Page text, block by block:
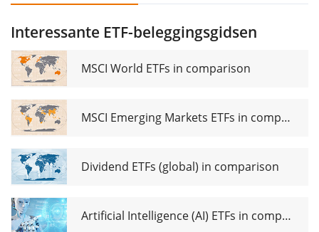
Interessante ETF-beleggingsgidsen
MSCI World ETFs in comparison
MSCI Emerging Markets ETFs in comparison
Dividend ETFs (global) in comparison
Artificial Intelligence (AI) ETFs in comparison